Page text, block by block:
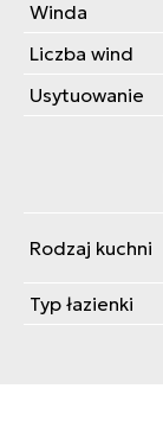
Winda
Liczba wind
Usytuowanie
Rodzaj kuchni
Typ łazienki